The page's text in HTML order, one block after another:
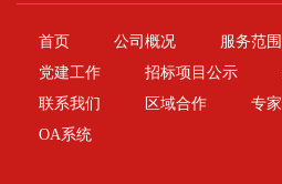
首页 公司概况 服务范围
党建工作
招标项目公示
联系我们
区域合作 专
OA系统